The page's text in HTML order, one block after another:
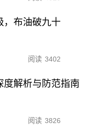
，布油破九十
阅读 3402
度解析与防范指南
阅读 3826